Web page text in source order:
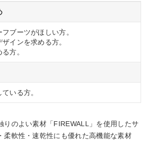
ブーツがほしい方。
インを求める方。
方。
いる方。
りのよい素材「FIREWALL」を使用したサ
柔軟性・速乾性にも優れた高機能な素材